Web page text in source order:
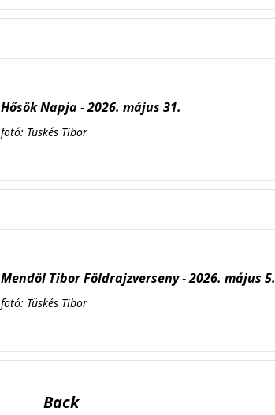
Hősök Napja - 2026. május 31.
fotó: Tüskés Tibor
Mendöl Tibor Földrajzverseny - 2026. május 5.
fotó: Tüskés Tibor
Back